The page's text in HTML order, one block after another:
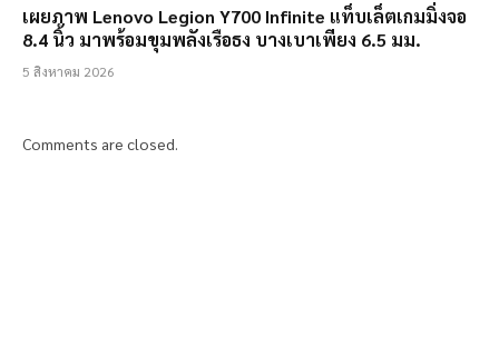
เผยภาพ Lenovo Legion Y700 Infinite แท็บเล็ตเกมมิ่งจอ
8.4 นิ้ว มาพร้อมขุมพลังเรือธง บางเบาเพียง 6.5 มม.
5 สิงหาคม 2026
Comments are closed.